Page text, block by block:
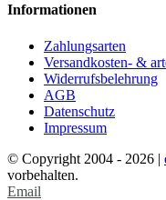
Informationen
Zahlungsarten
Versandkosten- &
Widerrufsbelehrung
AGB
Datenschutz
Impressum
© Copyright 2004 - 2026 |
vorbehalten.
Email